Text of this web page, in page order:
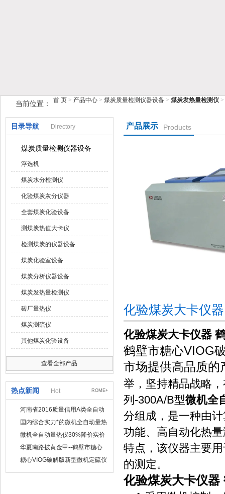
鹤壁市糖心VIOG破解版仪器仪表有限公司
当前位置： 首 页 > 产品中心 > 煤炭质量检测仪器设备 > 煤炭发热量检测仪
目录导航 Directory
煤炭质量检测仪器设备
浮选机
煤炭水分检测仪
化验煤炭灰分仪器
全套煤炭化验设备
测煤炭热值大卡仪
检测煤炭的仪器设备
煤炭化验室设备
煤炭分析仪器设备
煤炭发热量检测仪
砖厂量热仪
煤炭测硫仪
其他煤炭化验设备
查看全部产品
热点新闻 Hot ROME+
河南省2016质量信用A类全自动
量热仪
国内综合实力*的微机全自动量热
仪制造企业
微机全自动量热仪30%降价实价
出售
华夏南路披黄金甲--鹤壁市糖心
VIOG破解版仪器仪表有限公司
糖心VIOG破解版新型微机定硫仪
产品展示 Products
化验煤炭大卡仪
化验煤炭大卡仪器
鹤壁市糖心VIOG
市场提供高品质的
举，坚持精品战略
列-300A/B型微机全
分组成，是一种由
功能、高自动化热
特点，该仪器主要
的测定。
化验煤炭大卡仪器